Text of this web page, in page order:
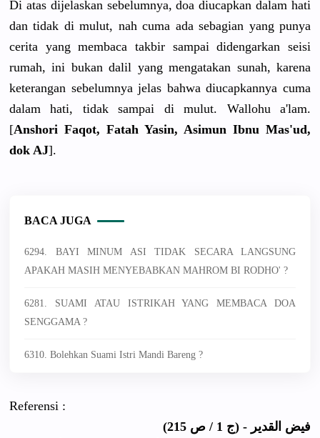
Di atas dijelaskan sebelumnya, doa diucapkan dalam hati
dan tidak di mulut, nah cuma ada sebagian yang punya
cerita yang membaca takbir sampai didengarkan seisi
rumah, ini bukan dalil yang mengatakan sunah, karena
keterangan sebelumnya jelas bahwa diucapkannya cuma
dalam hati, tidak sampai di mulut. Wallohu a'lam.
[Anshori Faqot, Fatah Yasin, Asimun Ibnu Mas'ud,
dok AJ].
BACA JUGA
6294. BAYI MINUM ASI TIDAK SECARA LANGSUNG
APAKAH MASIH MENYEBABKAN MAHROM BI RODHO' ?
6281. SUAMI ATAU ISTRIKAH YANG MEMBACA DOA
SENGGAMA ?
6310. Bolehkan Suami Istri Mandi Bareng ?
Referensi :
فيض القدير - (ج 1 / ص 215)